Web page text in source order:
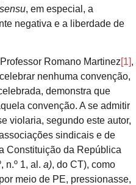
, em especial, a
negativa e a liberdade de
Romano Martinez[1],
nenhuma convenção,
demonstra que
convenção. A se admitir
violaria, segundo este autor,
sindicais e de
Constituição da República
n.º 1, al. a), do CT), como
meio de PE, pressionasse,